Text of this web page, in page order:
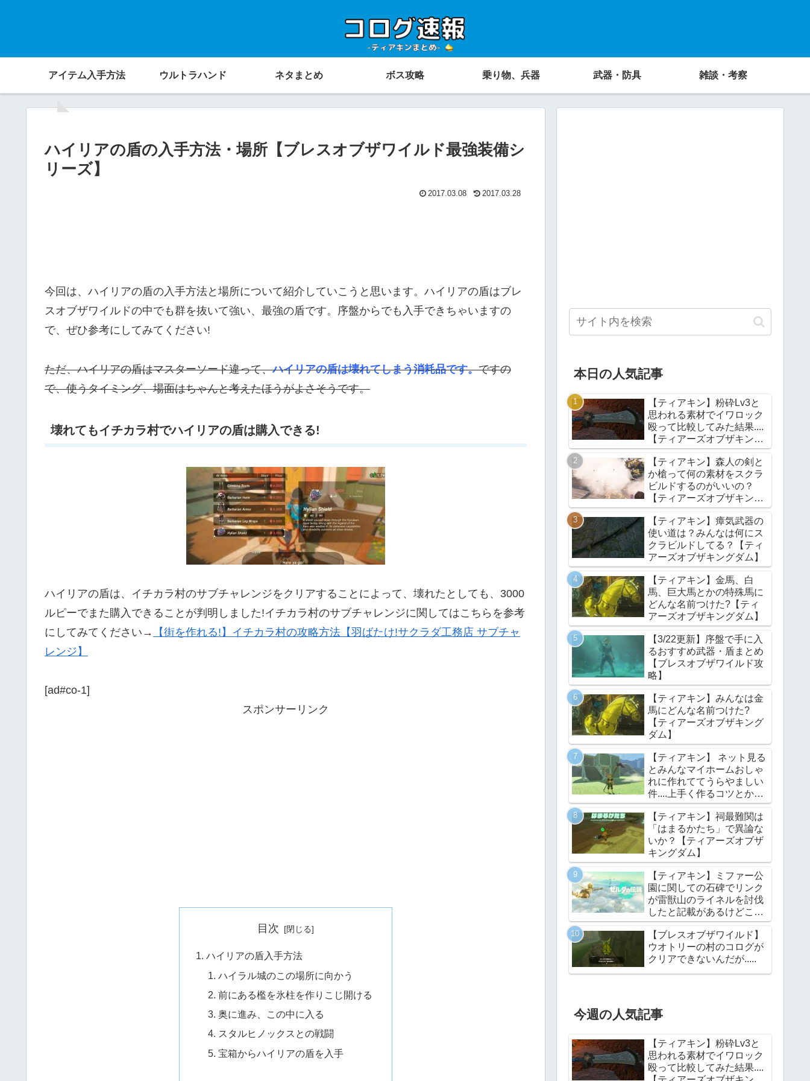
アイテム入手方法 ウルトラハンド ネタまとめ ボス攻略 乗り物、兵器 武器・防具 雑談・考察
ハイリアの盾の入手方法・場所【ブレスオブザワイルド最強装備シ
リーズ】
2017.03.08 2017.03.28
今回は、ハイリアの盾の入手方法と場所について紹介していこうと思います。ハイリアの盾はブレ
スオブザワイルドの中でも群を抜いて強い、最強の盾です。序盤からでも入手できちゃいますの
で、ぜひ参考にしてみてください!
ただ、ハイリアの盾はマスターソード違って、ハイリアの盾は壊れてしまう消耗品です。ですの
で、使うタイミング、場面はちゃんと考えたほうがよさそうです。
壊れてもイチカラ村でハイリアの盾は購入できる!
ハイリアの盾は、イチカラ村のサブチャレンジをクリアすることによって、壊れたとしても、3000
ルピーでまた購入できることが判明しました!イチカラ村のサブチャレンジに関してはこちらを参考
にしてみてください→
【街を作れる!】イチカラ村の攻略方法【羽ばたけ!サクラダ工務店 サブチャ
レンジ】
[ad#co-1]
スポンサーリンク
目次
ハイリアの盾入手方法
ハイラル城のこの場所に向かう
前にある檻を氷柱を作りこじ開ける
奥に進み、この中に入る
スタルヒノックスとの戦闘
宝箱からハイリアの盾を入手
本日の人気記事
【ティアキン】粉砕Lv3と
思われる素材でイワロック
殴って比較してみた結果....
【ティアーズオブザキング
ダム】
【ティアキン】森人の剣と
か槍って何の素材をスクラ
ビルドするのがいいの？
【ティアーズオブザキング
ダム】
【ティアキン】瘴気武器の
使い道は？みんなは何にス
クラビルドしてる？【ティ
アーズオブザキングダム】
【ティアキン】金馬、白
馬、巨大馬とかの特殊馬に
どんな名前つけた?【ティ
アーズオブザキングダム】
【3/22更新】序盤で手に入
るおすすめ武器・盾まとめ
【ブレスオブザワイルド攻
略】
【ティアキン】みんなは金
馬にどんな名前つけた?
【ティアーズオブザキング
ダム】
【ティアキン】 ネット見る
とみんなマイホームおしゃ
れに作れててうらやましい
件....上手く作るコツとかあ
る？【ティアーズオブザキ
ングダム】
【ティアキン】祠最難関は
「はまるかたち」で異論な
いか？【ティアーズオブザ
キングダム】
【ティアキン】ミファー公
園に関しての石碑でリンク
が雷獣山のライネルを討伐
したと記載があるけどこれ
っていつの話?【ティアー
ズオブザキングダム】
【ブレスオブザワイルド】
ウオトリーの村のコログが
クリアできないんだが.....
今週の人気記事
【ティアキン】粉砕Lv3と
思われる素材でイワロック
殴って比較してみた結果....